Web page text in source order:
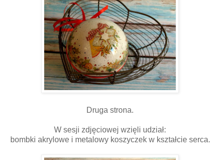
Druga strona.
W sesji zdjęciowej wzięli udział:
bombki akrylowe i metalowy koszyczek w kształcie serca.